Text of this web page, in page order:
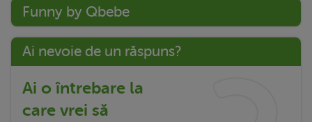
Funny by Qbebe
Ai nevoie de un răspuns?
Ai o întrebare la
care vrei să